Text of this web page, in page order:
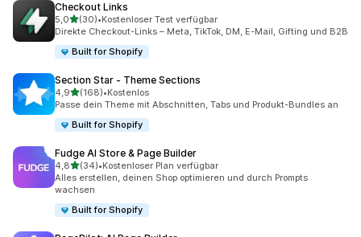
Checkout Links
5,0von 5 Sternen
(30)
30 Rezensionen insgesamt
•Kostenloser Test verfügbar
Direkte Checkout-Links – Meta, TikTok, DM, E-Mail, Gifting und B2B
Built for Shopify
Section Star ‑ Theme Sections
4,9von 5 Sternen
(168)
168 Rezensionen insgesamt
•Kostenlos
Passe dein Theme mit Abschnitten, Tabs und Produkt-Bundles an
Built for Shopify
Fudge AI Store & Page Builder
4,8von 5 Sternen
(34)
34 Rezensionen insgesamt
•Kostenloser Plan verfügbar
Alles erstellen, deinen Shop optimieren und durch Prompts
wachsen
Built for Shopify